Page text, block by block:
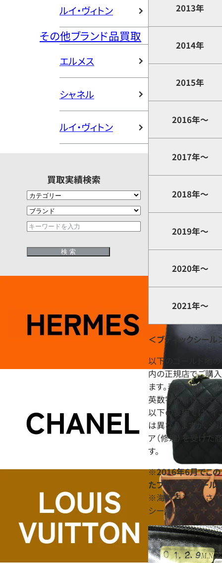
ルイ・ヴィトン
その他ブランド品買取
エルメス
シャネル
ルイ・ヴィトン
買取実績検索
2013年
2014年
2015年
2016年～
2017年～
2018年～
2019年～
2020年～
2021年～
＜ブティックシール
以下のゴールド地
内の正規店でご購入
ます。表示内容は、
英数字の書体と文
以下の表組では、イ
は異なりますが、シ
ア（修理）を受け
す。
※2016年6月でこ
たブティックシール
※海外でご購入され
シールは貼られてい